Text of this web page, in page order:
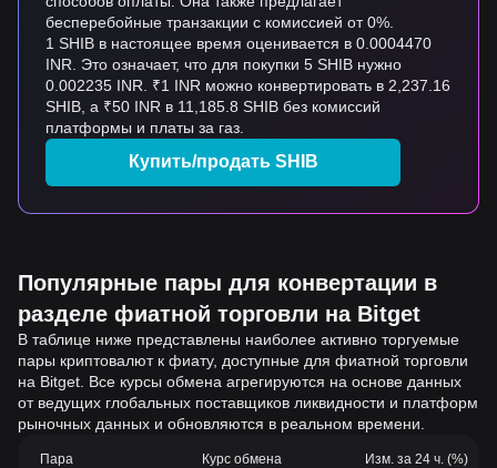
бесперебойные транзакции с комиссией от 0%.
1 SHIB в настоящее время оценивается в 0.0004470
INR. Это означает, что для покупки 5 SHIB нужно
0.002235 INR. ₹1 INR можно конвертировать в 2,237.16
SHIB, а ₹50 INR в 11,185.8 SHIB без комиссий
платформы и платы за газ.
Купить/продать SHIB
Популярные пары для конвертации в
разделе фиатной торговли на Bitget
В таблице ниже представлены наиболее активно торгуемые
пары криптовалют к фиату, доступные для фиатной торговли
на Bitget. Все курсы обмена агрегируются на основе данных
от ведущих глобальных поставщиков ликвидности и платформ
рыночных данных и обновляются в реальном времени.
Пара Курс обмена Изм. за 24 ч. (%)